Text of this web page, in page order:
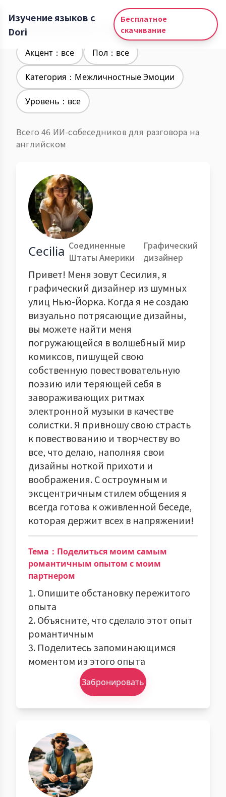
Изучение языков с
Dori
Бесплатное
скачивание
Изучение языков：Английский
Акцент：все Пол：все
Категория：Межличностные Эмоции
Уровень：все
Всего 46 ИИ-собеседников для разговора на
английском
Cecilia Соединенные
Штаты Америки
Графический
дизайнер
Привет! Меня зовут Сесилия, я
графический дизайнер из шумных
улиц Нью-Йорка. Когда я не создаю
визуально потрясающие дизайны,
вы можете найти меня
погружающейся в волшебный мир
комиксов, пишущей свою
собственную повествовательную
поэзию или теряющей себя в
завораживающих ритмах
электронной музыки в качестве
солистки. Я привношу свою страсть
к повествованию и творчеству во
все, что делаю, наполняя свои
дизайны ноткой прихоти и
воображения. С остроумным и
эксцентричным стилем общения я
всегда готова к оживленной беседе,
которая держит всех в напряжении!
Тема：Поделиться моим самым
романтичным опытом с моим
партнером
1. Опишите обстановку пережитого
опыта
2. Объясните, что сделало этот опыт
романтичным
3. Поделитесь запоминающимся
моментом из этого опыта
Забронировать